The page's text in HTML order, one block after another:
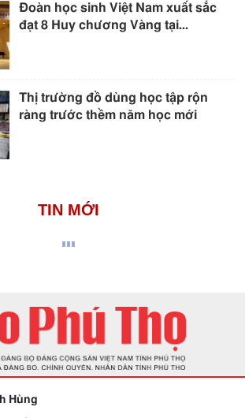
Đoàn học sinh Việt Nam xuất sắc
đạt 8 Huy chương Vàng tại...
Thị trường đồ dùng học tập rộn
ràng trước thềm năm học mới
TIN MỚI
Hùng